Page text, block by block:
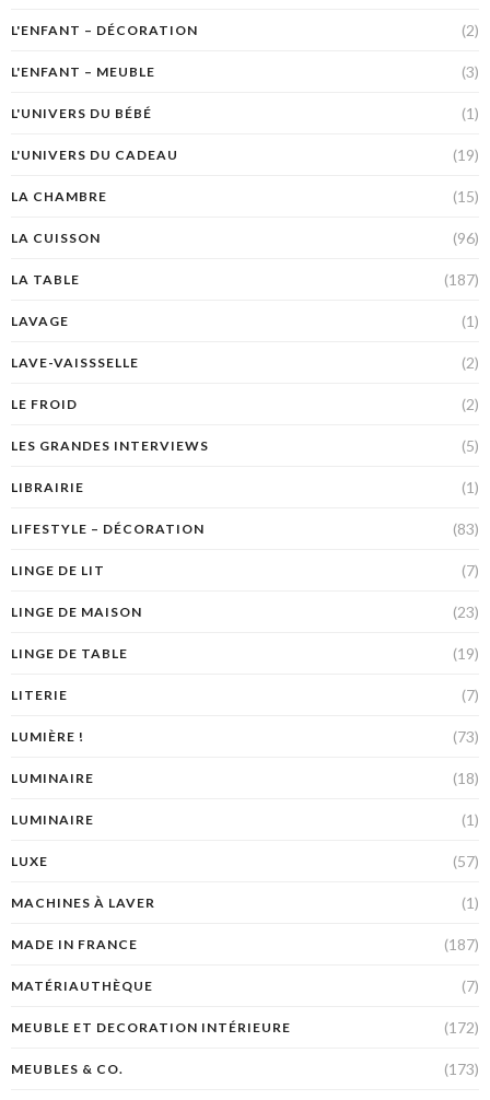
L'ENFANT – DÉCORATION (2)
L'ENFANT – MEUBLE (3)
L'UNIVERS DU BÉBÉ (1)
L'UNIVERS DU CADEAU (19)
LA CHAMBRE (15)
LA CUISSON (96)
LA TABLE (187)
LAVAGE (1)
LAVE-VAISSSELLE (2)
LE FROID (2)
LES GRANDES INTERVIEWS (5)
LIBRAIRIE (1)
LIFESTYLE – DÉCORATION (83)
LINGE DE LIT (7)
LINGE DE MAISON (23)
LINGE DE TABLE (19)
LITERIE (7)
LUMIÈRE ! (73)
LUMINAIRE (18)
LUMINAIRE (1)
LUXE (57)
MACHINES À LAVER (1)
MADE IN FRANCE (187)
MATÉRIAUTHÈQUE (7)
MEUBLE ET DECORATION INTÉRIEURE (172)
MEUBLES & CO. (173)